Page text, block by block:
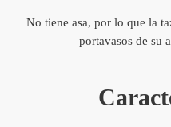
No tiene asa, por lo que la
portavasos de su